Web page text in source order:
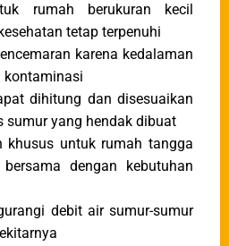
rumah berukuran kecil
tetap terpenuhi
karena kedalaman
kontaminasi
dihitung dan disesuaikan
sumur yang hendak dibuat
khusus untuk rumah tangga
dengan kebutuhan
debit air sumur-sumur